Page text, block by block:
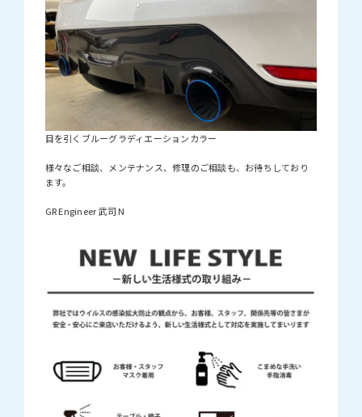
目を引くブルーグラディエーションカラー
様々なご相談、メンテナンス、修理のご相談も、お待ちしており
ます。
GR Engineer 武司 N